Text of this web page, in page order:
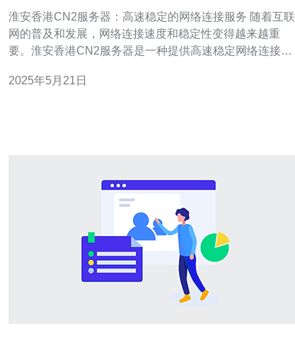
淮安香港CN2服务器：高速稳定的网络连接服务 随着互联
网的普及和发展，网络连接速度和稳定性变得越来越重
要。淮安香港CN2服务器是一种提供高速稳定网络连接服
先进的技术，能够实现高速的网络连接。无论您是在进行
2025年5月21日